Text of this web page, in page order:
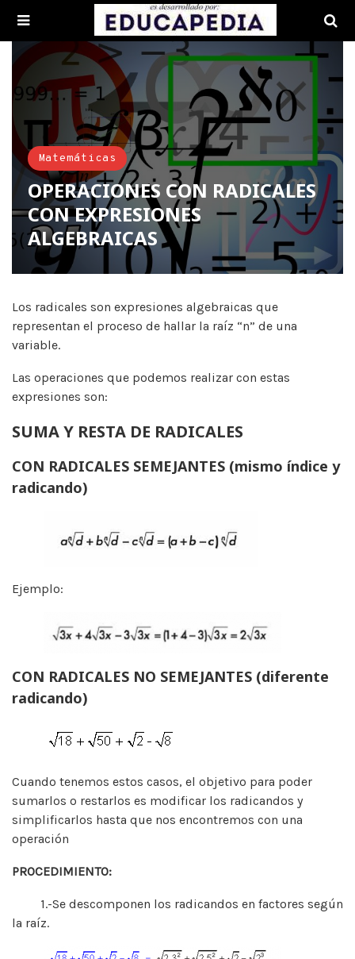
Matemáticas
OPERACIONES CON RADICALES
CON EXPRESIONES
ALGEBRAICAS
Los radicales son expresiones algebraicas que
representan el proceso de hallar la raíz “n” de una
variable.
Las operaciones que podemos realizar con estas
expresiones son:
SUMA Y RESTA DE RADICALES
CON RADICALES SEMEJANTES (mismo índice y
radicando)
Ejemplo:
CON RADICALES NO SEMEJANTES (diferente
radicando)
Cuando tenemos estos casos, el objetivo para poder
sumarlos o restarlos es modificar los radicandos y
simplificarlos hasta que nos encontremos con una
operación
PROCEDIMIENTO:
1.-Se descomponen los radicandos en factores según
la raíz.